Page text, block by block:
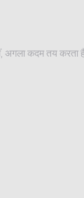
अगला कदम तय